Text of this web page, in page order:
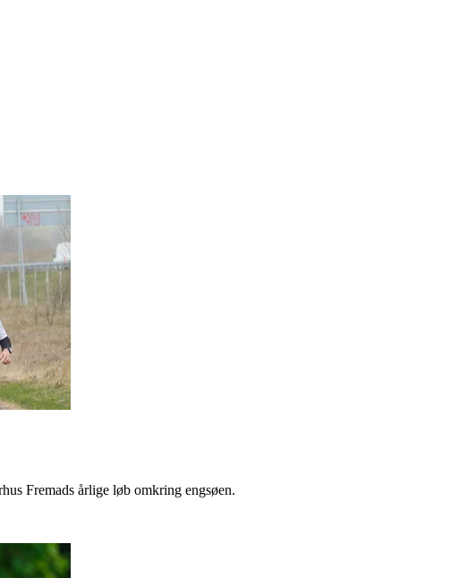
Fremads årlige løb omkring engsøen.